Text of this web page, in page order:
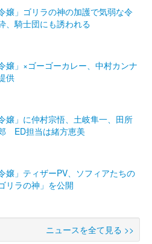
嬢」ゴリラの神の加護で気弱な令
、騎士団にも誘われる
嬢」×ゴーゴーカレー、中村カンナ
供
嬢」に仲村宗悟、土岐隼一、田所
ED担当は緒方恵美
嬢」ティザーPV、ソフィアたちの
リラの神」を公開
ニュースを全て見る >>